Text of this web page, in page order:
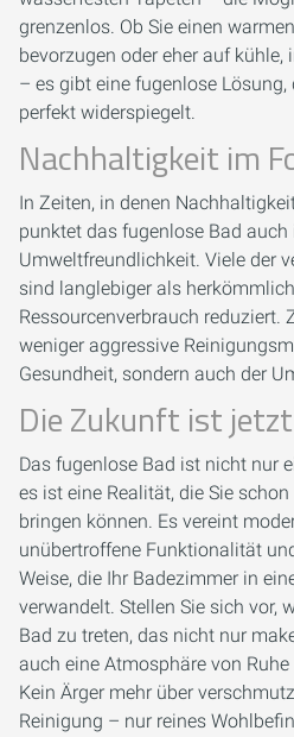
grenzenlos. Ob Sie einen
bevorzugen oder eher auf
– es gibt eine fugenlose Lösung,
perfekt widerspiegelt.
Nachhaltigkeit im
In Zeiten, in denen
punktet das fugenlose Bad auch
Umweltfreundlichkeit. Viele der
sind langlebiger als
Ressourcenverbrauch reduziert.
weniger aggressive
Gesundheit, sondern auch der
Die Zukunft ist jetzt
Das fugenlose Bad ist nicht nur
es ist eine Realität, die Sie
bringen können. Es vereint
unübertroffene Funktionalität
Weise, die Ihr Badezimmer in
verwandelt. Stellen Sie sich vor,
Bad zu treten, das nicht nur
auch eine Atmosphäre von
Kein Ärger mehr über
Reinigung – nur reines